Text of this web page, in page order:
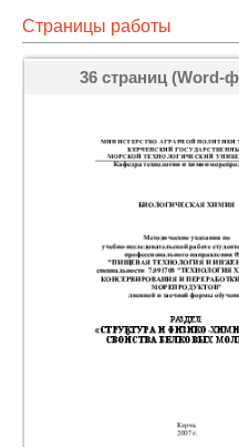
Страницы работы
36 страниц (Word-